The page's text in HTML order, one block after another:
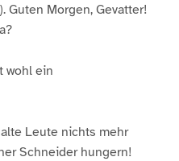
Morgen, Gevatter!
wohl ein
Leute nichts mehr
Schneider hungern!